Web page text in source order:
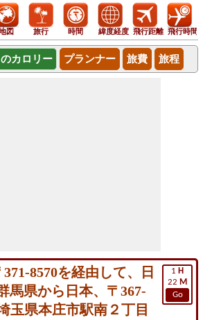
図 旅行 時間 緯度経度 飛行距離 飛行時間
のカロリー プランナー 旅費 旅程
1 H
22 M
Go
371-8570を経由して、日
馬県から日本、〒367-
玉県本庄市駅南２丁目